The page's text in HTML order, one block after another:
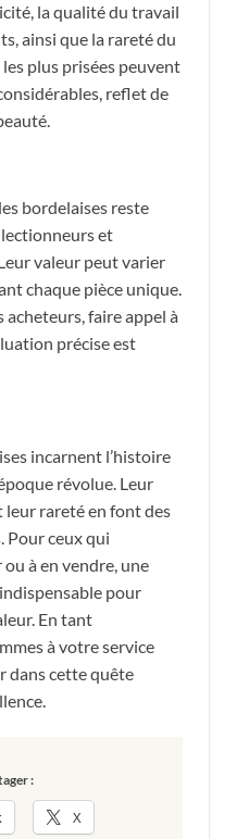
la qualité du travail
ainsi que la rareté du
plus prisées peuvent
reflet de
bordelaises reste
et
valeur peut varier
chaque pièce unique.
acheteurs, faire appel à
précise est
incarnent l’histoire
révolue. Leur
leur rareté en font des
Pour ceux qui
à en vendre, une
pour
En tant
à votre service
dans cette quête
:
X